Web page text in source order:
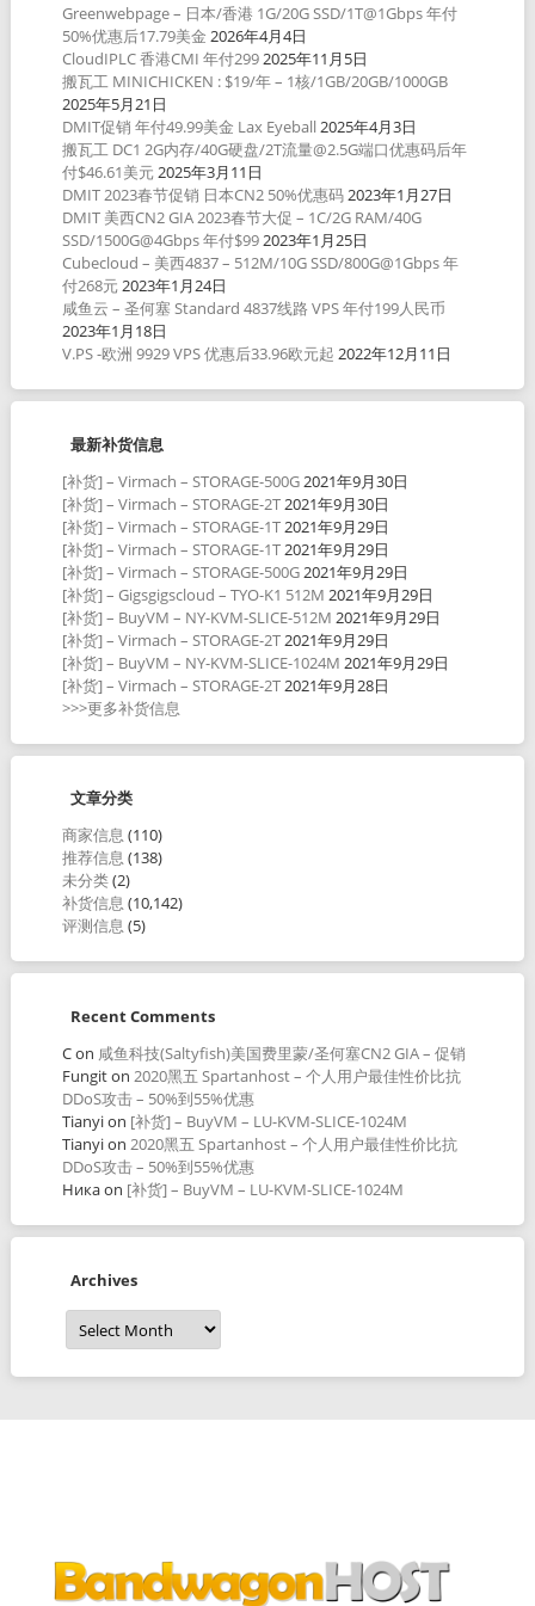
Greenwebpage – 日本/香港 1G/20G SSD/1T@1Gbps 年付
50%优惠后17.79美金 2026年4月4日
CloudIPLC 香港CMI 年付2992025年11月5日
搬瓦工 MINICHICKEN : $19/年 – 1核/1GB/20GB/1000GB
2025年5月21日
DMIT促销 年付49.99美金 Lax Eyeball 2025年4月3日
搬瓦工 DC1 2G内存/40G硬盘/2T流量@2.5G端口优惠码后年
付$46.61美元2025年3月11日
DMIT 2023春节促销 日本CN2 50%优惠码2023年1月27日
DMIT 美西CN2 GIA 2023春节大促 – 1C/2G RAM/40G
SSD/1500G@4Gbps 年付$992023年1月25日
Cubecloud – 美西4837 – 512M/10G SSD/800G@1Gbps 年
付268元2023年1月24日
咸鱼云 – 圣何塞 Standard 4837线路 VPS 年付199人民币
2023年1月18日
V.PS -欧洲 9929 VPS 优惠后33.96欧元起 2022年12月11日
最新补货信息
[补货] – Virmach – STORAGE-500G2021年9月30日
[补货] – Virmach – STORAGE-2T2021年9月30日
[补货] – Virmach – STORAGE-1T2021年9月29日
[补货] – Virmach – STORAGE-1T2021年9月29日
[补货] – Virmach – STORAGE-500G2021年9月29日
[补货] – Gigsgigscloud – TYO-K1 512M 2021年9月29日
[补货] – BuyVM – NY-KVM-SLICE-512M 2021年9月29日
[补货] – Virmach – STORAGE-2T2021年9月29日
[补货] – BuyVM – NY-KVM-SLICE-1024M 2021年9月29日
[补货] – Virmach – STORAGE-2T2021年9月28日
>>>更多补货信息
文章分类
商家信息 (110)
推荐信息 (138)
未分类(2)
补货信息 (10,142)
评测信息 (5)
Recent Comments
Con 咸鱼科技(Saltyfish)美国费里蒙/圣何塞CN2 GIA – 促销
Fungiton 2020黑五 Spartanhost – 个人用户最佳性价比抗
DDoS攻击 – 50%到55%优惠
Tianyion [补货] – BuyVM – LU-KVM-SLICE-1024M
Tianyion 2020黑五 Spartanhost – 个人用户最佳性价比抗
DDoS攻击 – 50%到55%优惠
Никаon [补货] – BuyVM – LU-KVM-SLICE-1024M
Archives
Archives